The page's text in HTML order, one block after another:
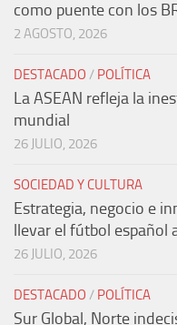
como puente con los
2 AGOSTO, 2026
DESTACADO / POLÍTICA
La ASEAN refleja la
mundial
26 JULIO, 2026
SOCIEDAD Y CULTURA
Estrategia, negocio e
llevar el fútbol español
26 JULIO, 2026
DESTACADO / POLÍTICA
Sur Global, Norte